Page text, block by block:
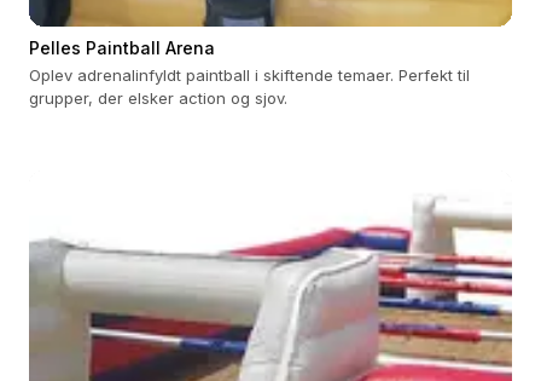
Pelles Paintball Arena
Oplev adrenalinfyldt paintball i skiftende temaer. Perfekt til
grupper, der elsker action og sjov.